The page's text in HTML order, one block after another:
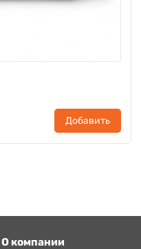
Добавить
О компании